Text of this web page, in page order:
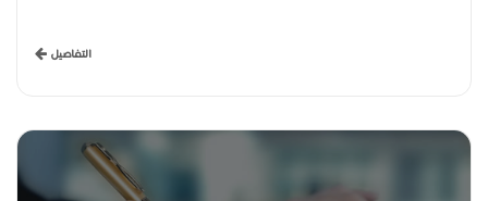
التفاصيل